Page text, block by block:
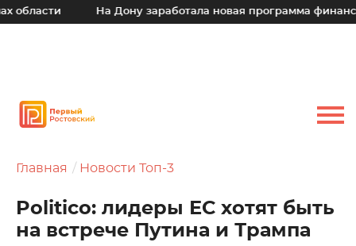
На Дону заработала новая программа
Главная Новости Топ-3
Politico: лидеры ЕС хотят быть
на встрече Путина и Трампа